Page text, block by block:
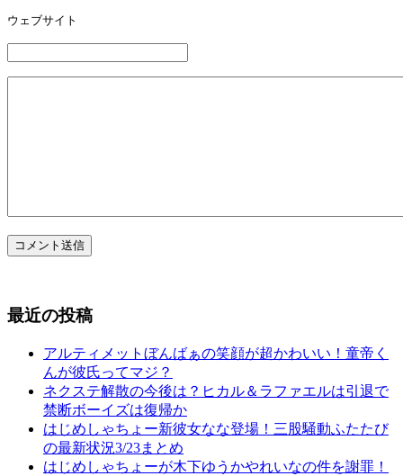
ウェブサイト
コメント送信
最近の投稿
アルティメットぼんばぁの笑顔が超かわいい！童帝く
んが彼氏ってマジ？
ネクステ解散の今後は？ヒカル＆ラファエルは引退で
禁断ボーイズは復帰か
はじめしゃちょー新彼女なな登場！三股騒動ふたたび
の最新状況3/23まとめ
はじめしゃちょーが木下ゆうかやれいなの件を謝罪！